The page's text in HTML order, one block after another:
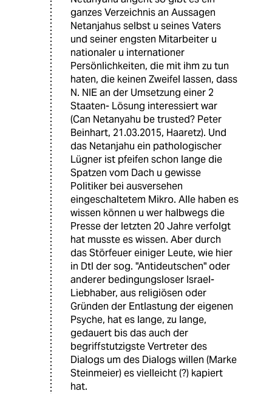
ganzes Verzeichnis an Aussagen
Netanjahus selbst u seines Vaters
und seiner engsten Mitarbeiter u
nationaler u internationer
Persönlichkeiten, die mit ihm zu tun
haten, die keinen Zweifel lassen, dass
N. NIE an der Umsetzung einer 2
Staaten- Lösung interessiert war
(Can Netanyahu be trusted? Peter
Beinhart, 21.03.2015, Haaretz). Und
das Netanjahu ein pathologischer
Lügner ist pfeifen schon lange die
Spatzen vom Dach u gewisse
Politiker bei ausversehen
eingeschaltetem Mikro. Alle haben es
wissen können u wer halbwegs die
Presse der letzten 20 Jahre verfolgt
hat musste es wissen. Aber durch
das Störfeuer einiger Leute, wie hier
in Dtl der sog. "Antideutschen" oder
anderer bedingungsloser Israel-
Liebhaber, aus religiösen oder
Gründen der Entlastung der eigenen
Psyche, hat es lange, zu lange,
gedauert bis das auch der
begriffstutzigste Vertreter des
Dialogs um des Dialogs willen (Marke
Steinmeier) es vielleicht (?) kapiert
hat.